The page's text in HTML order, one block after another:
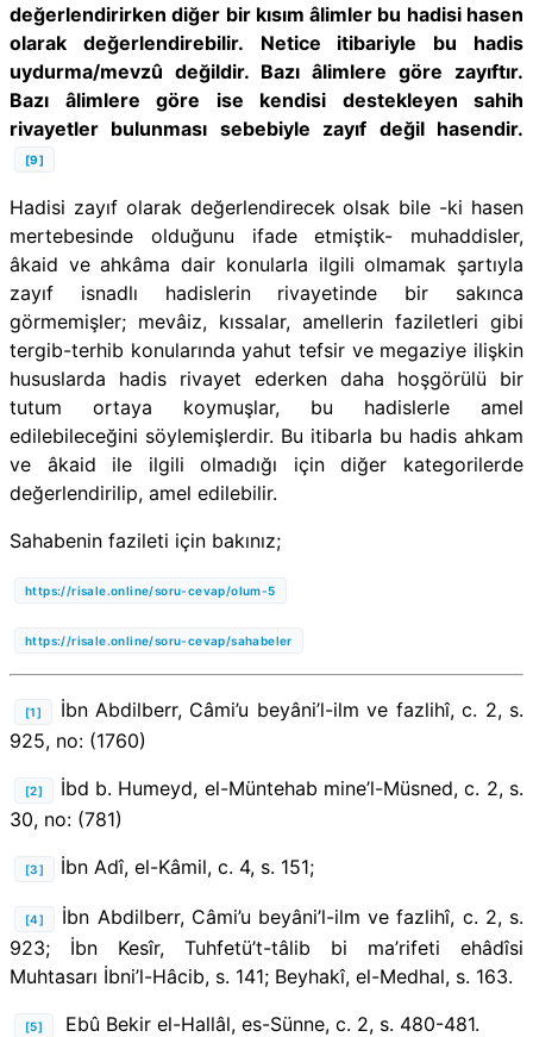
değerlendirirken diğer bir kısım âlimler bu hadisi hasen
olarak değerlendirebilir. Netice itibariyle bu hadis
uydurma/mevzû değildir. Bazı âlimlere göre zayıftır.
Bazı âlimlere göre ise kendisi destekleyen sahih
rivayetler bulunması sebebiyle zayıf değil hasendir.
[9]
Hadisi zayıf olarak değerlendirecek olsak bile -ki hasen
mertebesinde olduğunu ifade etmiştik- muhaddisler,
âkaid ve ahkâma dair konularla ilgili olmamak şartıyla
zayıf isnadlı hadislerin rivayetinde bir sakınca
görmemişler; mevâiz, kıssalar, amellerin faziletleri gibi
tergib-terhib konularında yahut tefsir ve megaziye ilişkin
hususlarda hadis rivayet ederken daha hoşgörülü bir
tutum ortaya koymuşlar, bu hadislerle amel
edilebileceğini söylemişlerdir. Bu itibarla bu hadis ahkam
ve âkaid ile ilgili olmadığı için diğer kategorilerde
değerlendirilip, amel edilebilir.
Sahabenin fazileti için bakınız;
https://risale.online/soru-cevap/olum-5
https://risale.online/soru-cevap/sahabeler
[1]
İbn Abdilberr, Câmi’u beyâni’l-ilm ve fazlihî, c. 2, s.
925, no: (1760)
[2]
İbd b. Humeyd, el-Müntehab mine’l-Müsned, c. 2, s.
30, no: (781)
[3] İbn Adî, el-Kâmil, c. 4, s. 151;
[4]
İbn Abdilberr, Câmi’u beyâni’l-ilm ve fazlihî, c. 2, s.
923; İbn Kesîr, Tuhfetü’t-tâlib bi ma’rifeti ehâdîsi
Muhtasarı İbni’l-Hâcib, s. 141; Beyhakî, el-Medhal, s. 163.
[5] Ebû Bekir el-Hallâl, es-Sünne, c. 2, s. 480-481.